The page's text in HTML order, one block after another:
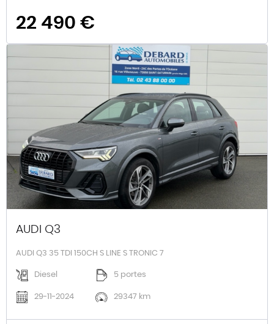
22 490 €
AUDI Q3
AUDI Q3 35 TDI 150CH S LINE S TRONIC 7
Diesel 5 portes
29-11-2024 29347 km